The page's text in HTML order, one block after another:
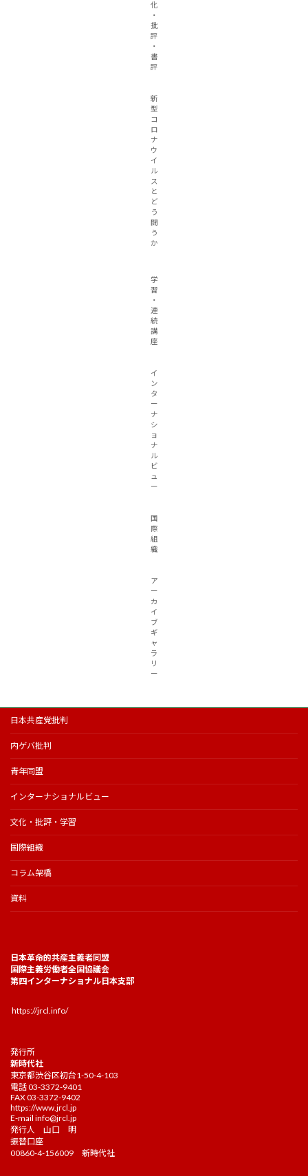
化
・
批
評
・
書
評
新
型
コ
ロ
ナ
ウ
イ
ル
ス
と
ど
う
闘
う
か
学
習
・
連
続
講
座
イ
ン
タ
ー
ナ
シ
ョ
ナ
ル
ビ
ュ
ー
国
際
組
織
ア
ー
カ
イ
ブ
ギ
ャ
ラ
リ
ー
日本共産党批判
内ゲバ批判
青年同盟
インターナショナルビュー
文化・批評・学習
国際組織
コラム架橋
資料
日本革命的共産主義者同盟
国際主義労働者全国協議会
第四インターナショナル日本支部
https://jrcl.info/
発行所
新時代社
東京都渋谷区初台1-50-4-103
電話 03-3372-9401
FAX 03-3372-9402
https://www.jrcl.jp
E-mail info@jrcl.jp
発行人 山口 明
振替口座
00860-4-156009 新時代社